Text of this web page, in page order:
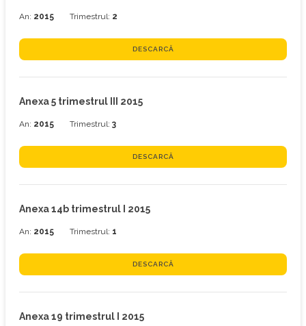
An: 2015 Trimestrul: 2
DESCARCĂ
Anexa 5 trimestrul III 2015
An: 2015 Trimestrul: 3
DESCARCĂ
Anexa 14b trimestrul I 2015
An: 2015 Trimestrul: 1
DESCARCĂ
Anexa 19 trimestrul I 2015